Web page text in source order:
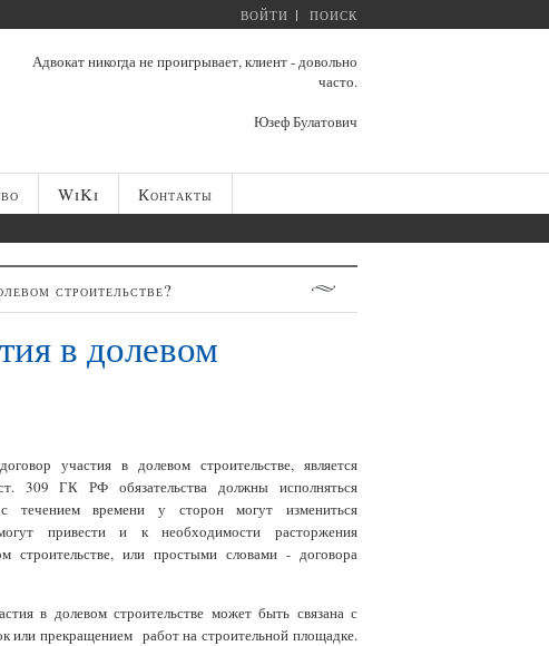
ВОЙТИ ПОИСК
Адвокат никогда не проигрывает, клиент - довольно
часто.
Юзеф Булатович
WiKi Контакты
строительстве?
в долевом
участия в долевом строительстве, является
309 ГК РФ обязательства должны исполняться
течением времени у сторон могут измениться
могут привести и к необходимости расторжения
строительстве, или простыми словами - договора
в долевом строительстве может быть связана с
или прекращением работ на строительной площадке.